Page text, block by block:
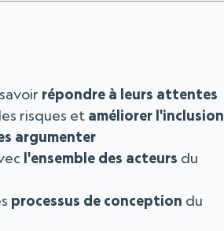
répondre à leurs attentes
risques et améliorer l'inclusion
argumenter
l'ensemble des acteurs du
processus de conception du